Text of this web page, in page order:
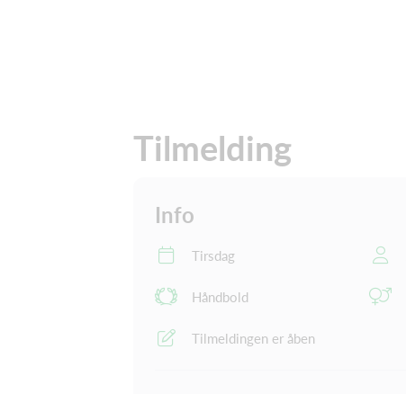
Tilmelding
Info
Tirsdag
Håndbold
Tilmeldingen er åben